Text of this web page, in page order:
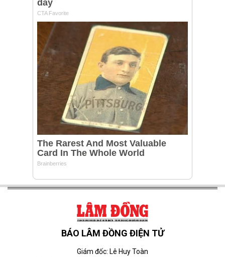
BÁO LÂM ĐỒNG ĐIỆN TỬ
Giám đốc: Lê Huy Toàn